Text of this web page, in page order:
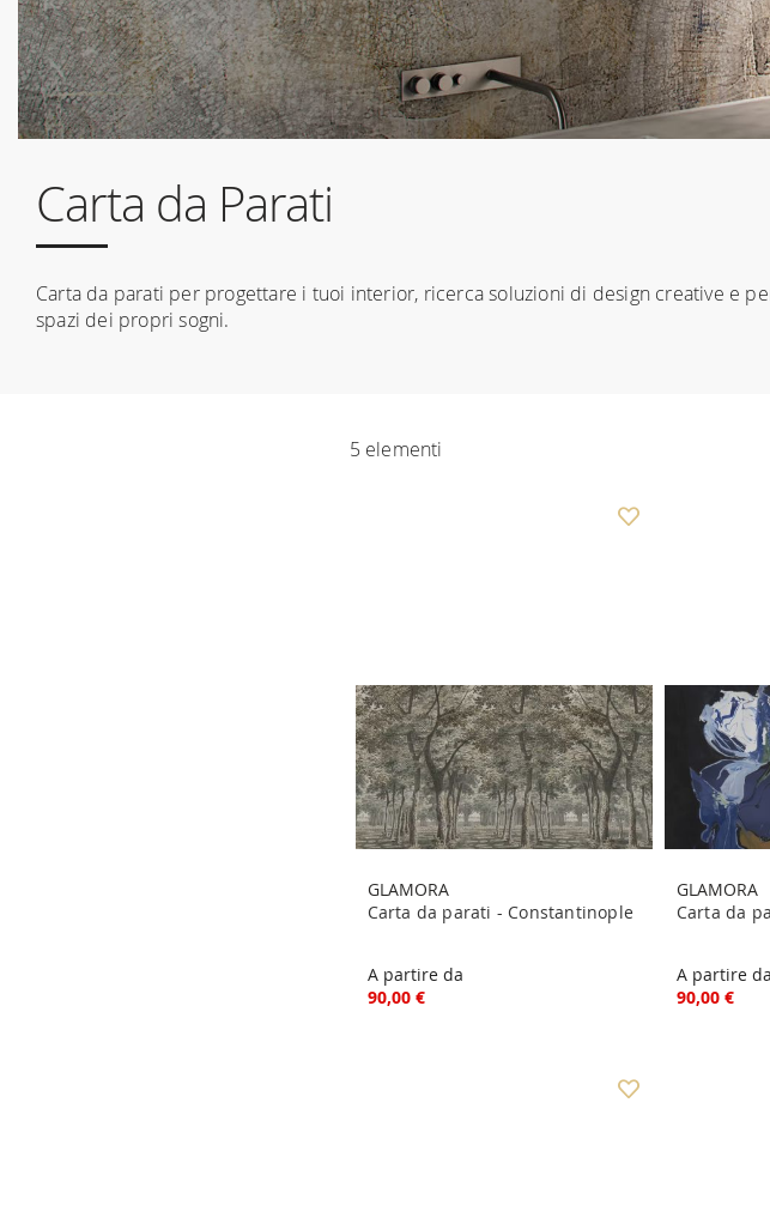
Carta da Parati
Carta da parati per progettare i tuoi interior, ricerca soluzioni di design creative e
spazi dei propri sogni.
5 elementi
GLAMORA
Carta da parati - Constantinople
A partire da
90,00 €
GLAMORA
Carta da
A partire da
90,00 €